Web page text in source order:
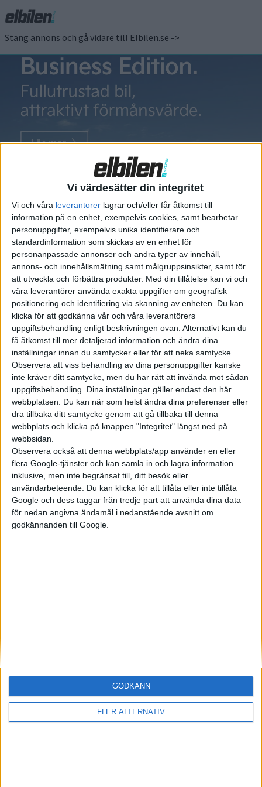
Vi värdesätter din integritet
Vi och våra leverantorer lagrar och/eller får åtkomst till
information på en enhet, exempelvis cookies, samt bearbetar
personuppgifter, exempelvis unika identifierare och
standardinformation som skickas av en enhet för
personanpassade annonser och andra typer av innehåll,
annons- och innehållsmätning samt målgruppsinsikter, samt för
att utveckla och förbättra produkter. Med din tillåtelse kan vi och
våra leverantörer använda exakta uppgifter om geografisk
positionering och identifiering via skanning av enheten. Du kan
klicka för att godkänna vår och våra leverantörers
uppgiftsbehandling enligt beskrivningen ovan. Alternativt kan du
få åtkomst till mer detaljerad information och ändra dina
inställningar innan du samtycker eller för att neka samtycke.
Observera att viss behandling av dina personuppgifter kanske
inte kräver ditt samtycke, men du har rätt att invända mot sådan
uppgiftsbehandling. Dina inställningar gäller endast den här
webbplatsen. Du kan när som helst ändra dina preferenser eller
dra tillbaka ditt samtycke genom att gå tillbaka till denna
webbplats och klicka på knappen "Integritet" längst ned på
webbsidan.
Observera också att denna webbplats/app använder en eller
flera Google-tjänster och kan samla in och lagra information
inklusive, men inte begränsat till, ditt besök eller
användarbeteende. Du kan klicka för att tillåta eller inte tillåta
Google och dess taggar från tredje part att använda dina data
för nedan angivna ändamål i nedanstående avsnitt om
godkännanden till Google.
FLER ALTERNATIV
GODKÄNN
Stäng annons och gå vidare till Elbilen.se ->
Resebuss
Då kommer
första eldrivna
resebussen
från MAN
Eldrivna lastbilar har vi sett
från en rad olika tillverkare de
senaste åren. Inte minst här i
Sverige, där vi både Volvo
Lastvagnar och Scania satsar på
tekniken. När det kommer till
resebussar för mer långväga
turer är utbudet mer begränsat
– ...
EU-plan: V2G-krav ska göra elbilar till del av energisystemet
6 aug 2026
Säljstart för instegsversionen av ID. Polo
6 aug 2026
Nu även Byd – då vill jätten tillverka solid state-batterier
Elbilens nyhetsbrev
Håll dig uppdaterad om de senaste nyheterna!
Prenumerera